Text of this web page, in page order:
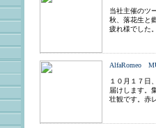
当社主催のツ
秋、落花生と
疲れ様でした
AlfaRomeo
１０月１７日
届けします。
壮観です。赤